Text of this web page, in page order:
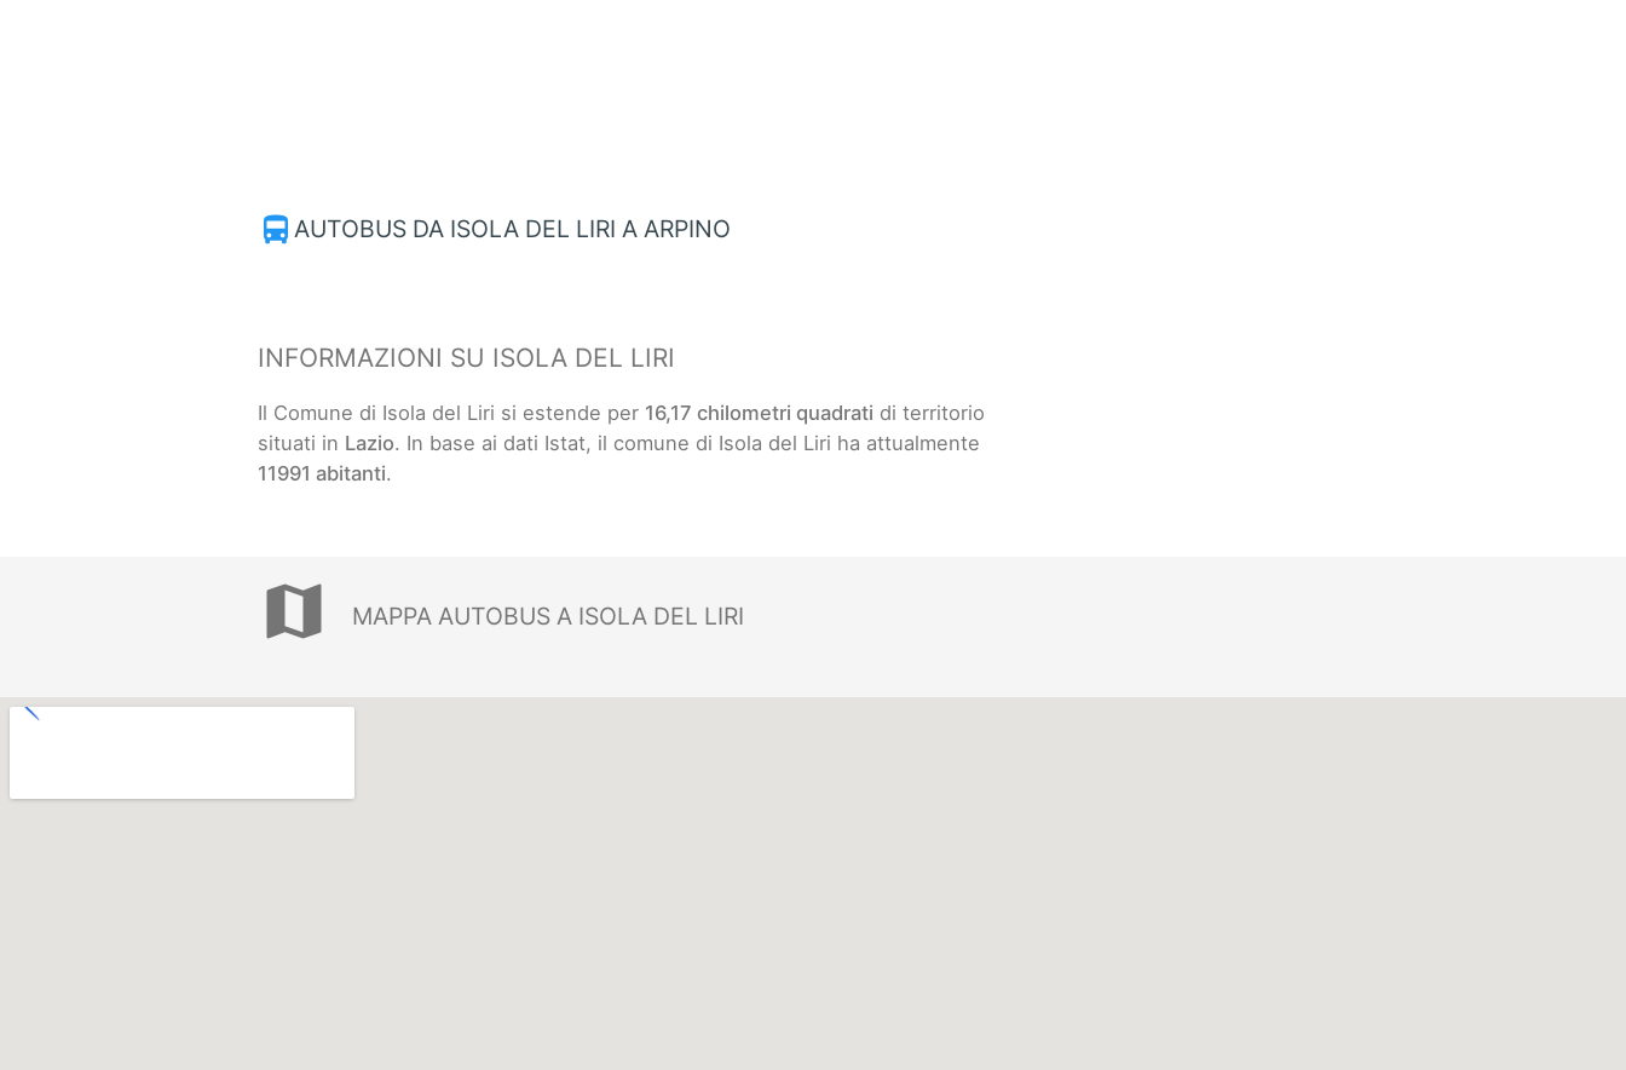
directions_bus AUTOBUS DA ISOLA DEL LIRI A ARPINO
INFORMAZIONI SU ISOLA DEL LIRI
Il Comune di Isola del Liri si estende per 16,17 chilometri quadrati di territorio
situati in Lazio. In base ai dati Istat, il comune di Isola del Liri ha attualmente
11991 abitanti.
map MAPPA AUTOBUS A ISOLA DEL LIRI